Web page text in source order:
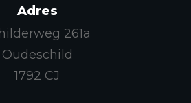
Adres
261a
Oudeschild
1792 CJ